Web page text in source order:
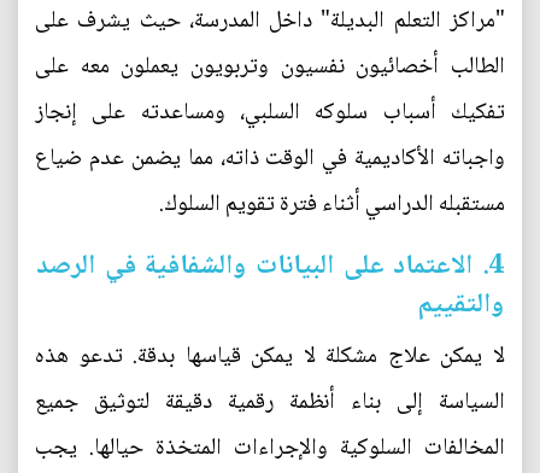
"مراكز التعلم البديلة" داخل المدرسة، حيث يشرف على
الطالب أخصائيون نفسيون وتربويون يعملون معه على
تفكيك أسباب سلوكه السلبي، ومساعدته على إنجاز
واجباته الأكاديمية في الوقت ذاته، مما يضمن عدم ضياع
مستقبله الدراسي أثناء فترة تقويم السلوك.
4. الاعتماد على البيانات والشفافية في الرصد
والتقييم
لا يمكن علاج مشكلة لا يمكن قياسها بدقة. تدعو هذه
السياسة إلى بناء أنظمة رقمية دقيقة لتوثيق جميع
المخالفات السلوكية والإجراءات المتخذة حيالها. يجب